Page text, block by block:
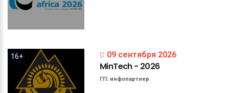
16+ 09 сентября 2026
MinTech- 2026
ГП: инфопартнер